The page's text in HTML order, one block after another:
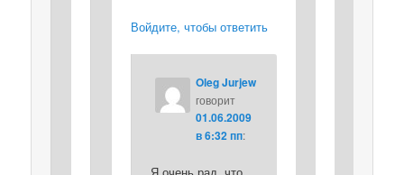
Войдите, чтобы ответить
Oleg Jurjew
говорит
01.06.2009
в 6:32 пп: